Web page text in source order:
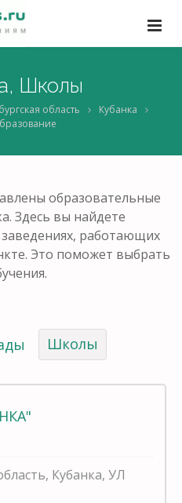
Школы
область
Кубанка
образовательные
Здесь вы найдете
работающих
Это поможет выбрать
Школы
Кубанка, УЛ